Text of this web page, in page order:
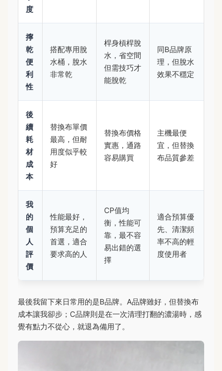
度
擰
乾
便
利
性
搭配專用脫
水桶，脫水
非常乾
桿身槓桿脫
水，省空間
但需技巧才
能脫乾
同B品牌原
理，但脫水
效果不穩定
後
續
耗
材
成
本
替換布單價
最高，但耐
用度似乎較
好
替換布價格
實惠，通路
容易購買
主機最便
宜，但替換
布品質參差
我
的
個
人
評
價
性能最好，
預算充足的
首選，適合
要求高的人
CP值均
衡，性能可
靠，最不容
易出錯的選
擇
適合預算優
先、清潔頻
率不高的輕
度使用者
最後我留下來日常用的是B品牌。A品牌雖好，但替換布
成本讓我卻步；C品牌則是在一次清理打翻的濃湯時，感
覺有點力不從心，就退為備用了。